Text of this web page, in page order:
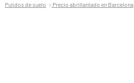
Pulidos de suelo Precio abrillantado en Barcelona